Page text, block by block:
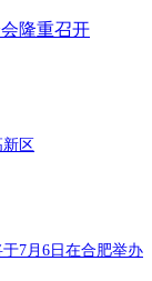
隆重召开
区
7月6日在合肥举办